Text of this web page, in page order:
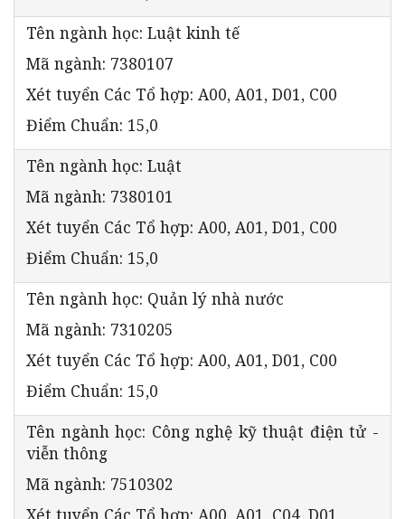
Tên ngành học: Luật kinh tế
Mã ngành: 7380107
Xét tuyển Các Tổ hợp: A00, A01, D01, C00
Điểm Chuẩn: 15,0
Tên ngành học: Luật
Mã ngành: 7380101
Xét tuyển Các Tổ hợp: A00, A01, D01, C00
Điểm Chuẩn: 15,0
Tên ngành học: Quản lý nhà nước
Mã ngành: 7310205
Xét tuyển Các Tổ hợp: A00, A01, D01, C00
Điểm Chuẩn: 15,0
Tên ngành học: Công nghệ kỹ thuật điện tử -
viễn thông
Mã ngành: 7510302
Xét tuyển Các Tổ hợp: A00, A01, C04, D01